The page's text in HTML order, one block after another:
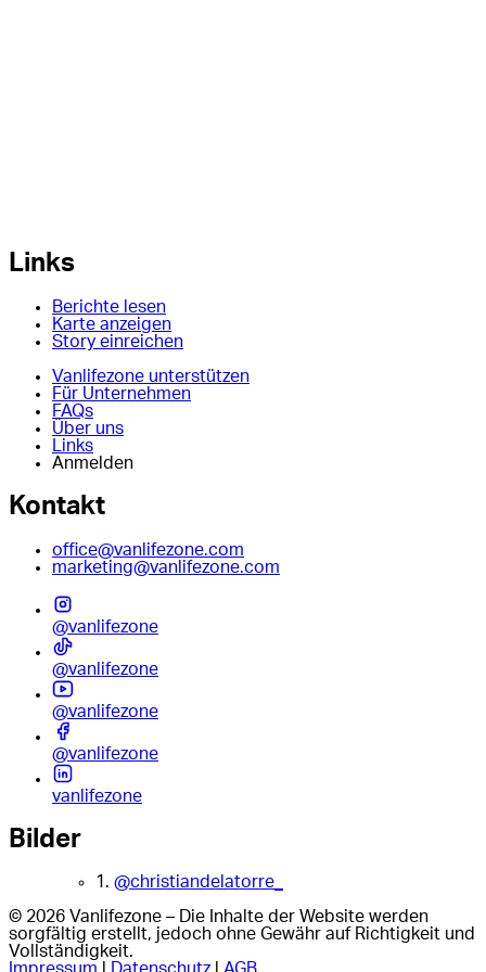
Links
Berichte lesen
Karte anzeigen
Story einreichen
Vanlifezone unterstützen
Für Unternehmen
FAQs
Über uns
Links
Anmelden
Kontakt
office@vanlifezone.com
marketing@vanlifezone.com
@vanlifezone
@vanlifezone
@vanlifezone
@vanlifezone
vanlifezone
Bilder
1. @christiandelatorre_
© 2026 Vanlifezone – Die Inhalte der Website werden
sorgfältig erstellt, jedoch ohne Gewähr auf Richtigkeit und
Vollständigkeit.